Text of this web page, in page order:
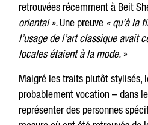
retrouvées récemment à Beit
oriental ».Une preuve « qu’à la
l’usage de l’art classique avait
locales étaient à la mode.»
Malgré les traits plutôt stylisés,
probablement vocation – dans
représenter des personnes